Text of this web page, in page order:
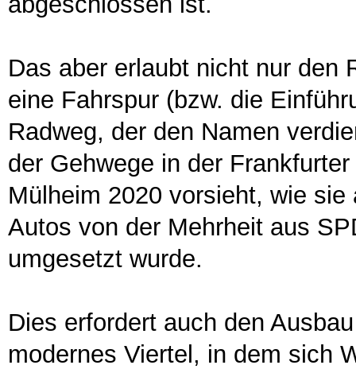
Das aber erlaubt nicht nur den
eine Fahrspur (bzw. die
Radweg, der den Namen
der Gehwege in der
Mülheim 2020 vorsieht, wie
Autos von der Mehrheit aus
umgesetzt wurde.
Dies erfordert auch den
modernes Viertel, in dem sich